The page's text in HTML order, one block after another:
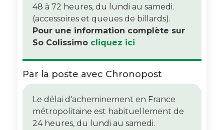
48 à 72 heures, du lundi au samedi.
(accessoires et queues de billards).
Pour une information complète sur
So Colissimo cliquez ici
Par la poste avec Chronopost
Le délai d'acheminement en France
métropolitaine est habituellement de
24 heures, du lundi au samedi.